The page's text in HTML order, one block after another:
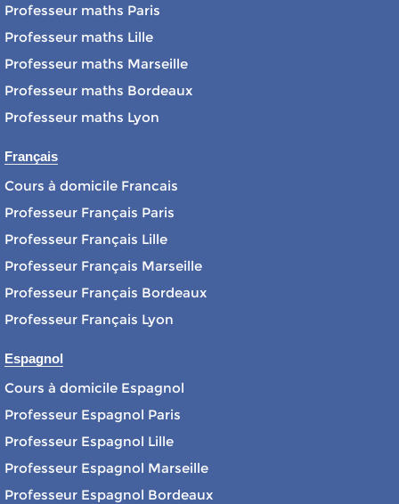
Professeur maths Paris
Professeur maths Lille
Professeur maths Marseille
Professeur maths Bordeaux
Professeur maths Lyon
Français
Cours à domicile Francais
Professeur Français Paris
Professeur Français Lille
Professeur Français Marseille
Professeur Français Bordeaux
Professeur Français Lyon
Espagnol
Cours à domicile Espagnol
Professeur Espagnol Paris
Professeur Espagnol Lille
Professeur Espagnol Marseille
Professeur Espagnol Bordeaux